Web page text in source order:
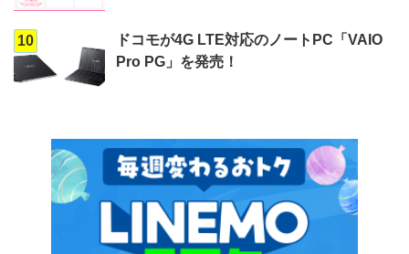
10
ドコモが4G LTE対応のノートPC「VAIO
Pro PG」を発売！